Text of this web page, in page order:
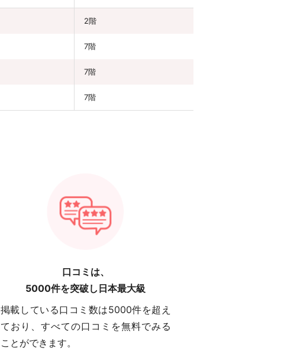
2階
7階
7階
7階
口コミは、
5000件を突破し日本最大級
掲載している口コミ数は5000件を超え
ており、すべての口コミを無料でみる
ことができます。